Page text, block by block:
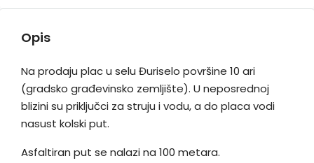
Opis
Na prodaju plac u selu Đuriselo površine 10 ari
(gradsko građevinsko zemljište). U neposrednoj
blizini su priključci za struju i vodu, a do placa vodi
nasust kolski put.
Asfaltiran put se nalazi na 100 metara.